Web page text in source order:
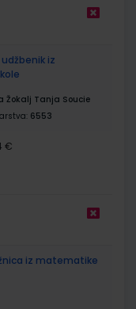
udžbenik iz
Žokalj Tanja Soucie
6553
€
iz matematike